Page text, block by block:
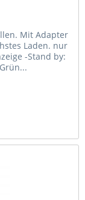
Mit Adapter
Laden. nur
-Stand by: